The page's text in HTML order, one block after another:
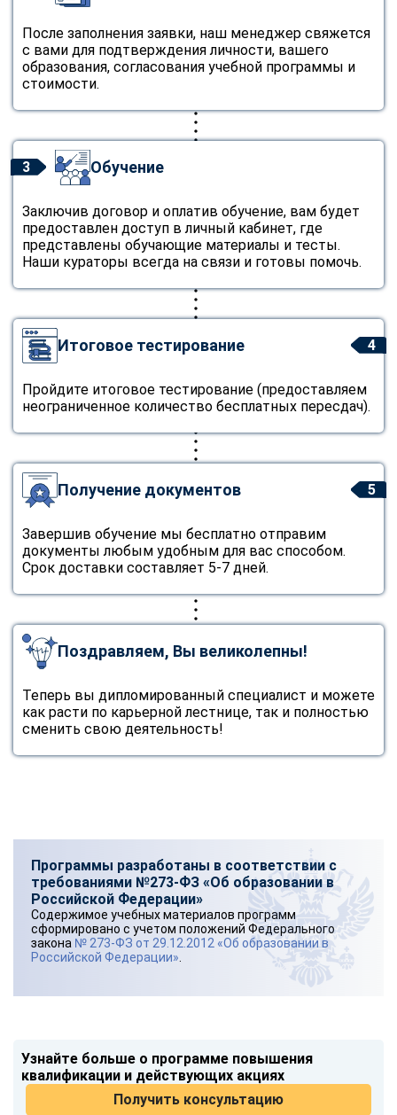
После заполнения заявки, наш менеджер свяжется
с вами для подтверждения личности, вашего
образования, согласования учебной программы и
стоимости.
3 Обучение
Заключив договор и оплатив обучение, вам будет
предоставлен доступ в личный кабинет, где
представлены обучающие материалы и тесты.
Наши кураторы всегда на связи и готовы помочь.
4
Итоговое тестирование
Пройдите итоговое тестирование (предоставляем
неограниченное количество бесплатных пересдач).
5
Получение документов
Завершив обучение мы бесплатно отправим
документы любым удобным для вас способом.
Срок доставки составляет 5-7 дней.
Поздравляем, Вы великолепны!
Теперь вы дипломированный специалист и можете
как расти по карьерной лестнице, так и полностью
сменить свою деятельность!
Программы разработаны в соответствии с
требованиями №273-ФЗ «Об образовании в
Российской Федерации»
Содержимое учебных материалов программ
сформировано с учетом положений Федерального
закона № 273-ФЗ от 29.12.2012 «Об образовании в
Российской Федерации»
Узнайте больше о программе повышения
квалификации и действующих акциях
Получить консультацию